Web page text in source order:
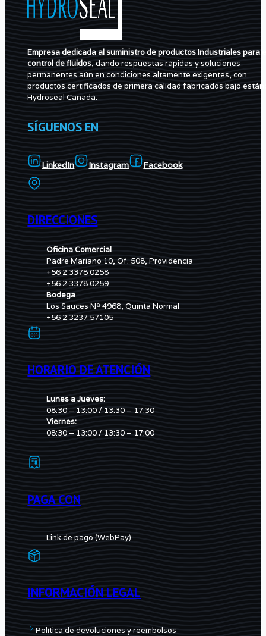
Empresa dedicada al suministro de productos Industriales para
control de fluidos, dando respuestas rápidas y soluciones
permanentes aún en condiciones altamente exigentes, con
productos certificados de primera calidad fabricados bajo
Hydroseal Canadá.
SÍGUENOS EN
LinkedIn Instagram Facebook
DIRECCIONES
Oficina Comercial
Padre Mariano 10, Of. 508, Providencia
+56 2 3378 0258
+56 2 3378 0259
Bodega
Los Sauces Nº 4968, Quinta Normal
+56 2 3237 57105
HORARIO DE ATENCIÓN
Lunes a Jueves:
08:30 – 13:00 / 13:30 – 17:30
Viernes:
08:30 – 13:00 / 13:30 – 17:00
PAGA CON
Link de pago (WebPay)
INFORMACIÓN LEGAL
Política de devoluciones y reembolsos